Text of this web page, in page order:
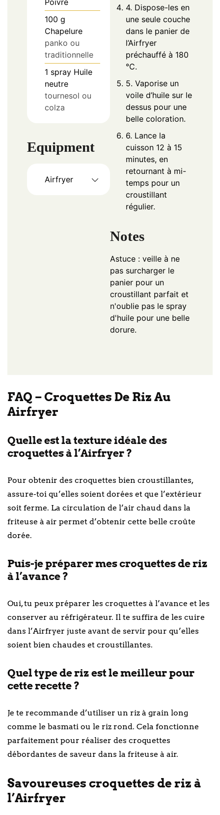
Poivre
100 g
Chapelure
panko ou
traditionnelle
1 spray Huile
neutre
tournesol ou
colza
Equipment
Airfryer
4. Dispose-les en
une seule couche
dans le panier de
l’Airfryer
préchauffé à 180
°C.
5. Vaporise un
voile d’huile sur le
dessus pour une
belle coloration.
6. Lance la
cuisson 12 à 15
minutes, en
retournant à mi-
temps pour un
croustillant
régulier.
Notes
Astuce : veille à ne
pas surcharger le
panier pour un
croustillant parfait et
n'oublie pas le spray
d'huile pour une belle
dorure.
FAQ – Croquettes De Riz Au
Airfryer
Quelle est la texture idéale des
croquettes à l’Airfryer ?
Pour obtenir des croquettes bien croustillantes,
assure-toi qu’elles soient dorées et que l’extérieur
soit ferme. La circulation de l’air chaud dans la
friteuse à air permet d’obtenir cette belle croûte
dorée.
Puis-je préparer mes croquettes de riz
à l’avance ?
Oui, tu peux préparer les croquettes à l’avance et les
conserver au réfrigérateur. Il te suffira de les cuire
dans l’Airfryer juste avant de servir pour qu’elles
soient bien chaudes et croustillantes.
Quel type de riz est le meilleur pour
cette recette ?
Je te recommande d’utiliser un riz à grain long
comme le basmati ou le riz rond. Cela fonctionne
parfaitement pour réaliser des croquettes
débordantes de saveur dans la friteuse à air.
Savoureuses croquettes de riz à
l’Airfryer